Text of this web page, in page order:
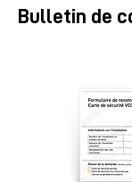
Bulletin de